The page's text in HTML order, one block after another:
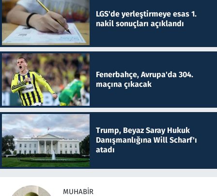
LGS'de yerleştirmeye esas 1.
nakil sonuçları açıklandı
Fenerbahçe, Avrupa'da 304.
maçına çıkacak
Trump, Beyaz Saray Hukuk
Danışmanlığına Will Scharf'ı
atadı
MUHABIR